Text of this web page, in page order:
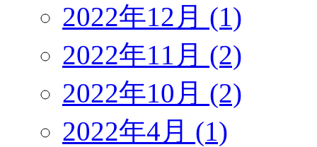
2022年12月 (1)
2022年11月 (2)
2022年10月 (2)
2022年4月 (1)